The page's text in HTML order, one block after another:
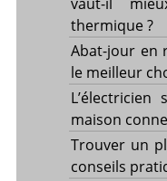
vaut-il
thermique ?
Abat-jour en
le meilleur
maison
Trouver un
conseils